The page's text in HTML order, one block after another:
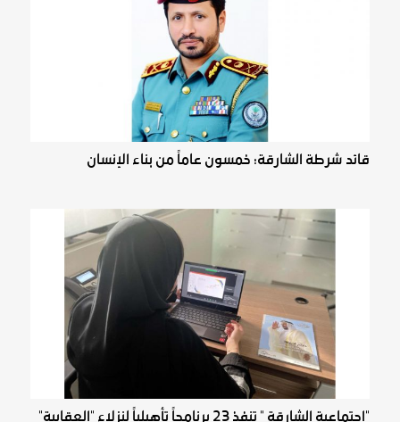
قائد شرطة الشارقة: خمسون عاماً من بناء الإنسان
"اجتماعية الشارقة " تنفذ 23 برنامجاً تأهيلياً لنزلاء "العقابية"